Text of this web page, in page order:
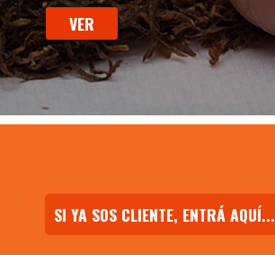
SI YA SOS CLIENTE, ENTRÁ AQUÍ...